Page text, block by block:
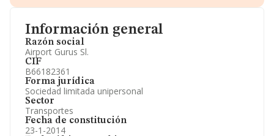
Información general
Razón social
Airport Gurus Sl.
CIF
B66182361
Forma jurídica
Sociedad limitada unipersonal
Sector
Transportes
Fecha de constitución
23-1-2014
Información oficial y registral complementaria.